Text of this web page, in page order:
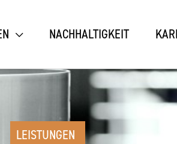
NACHHALTIGKEIT
LEISTUNGEN